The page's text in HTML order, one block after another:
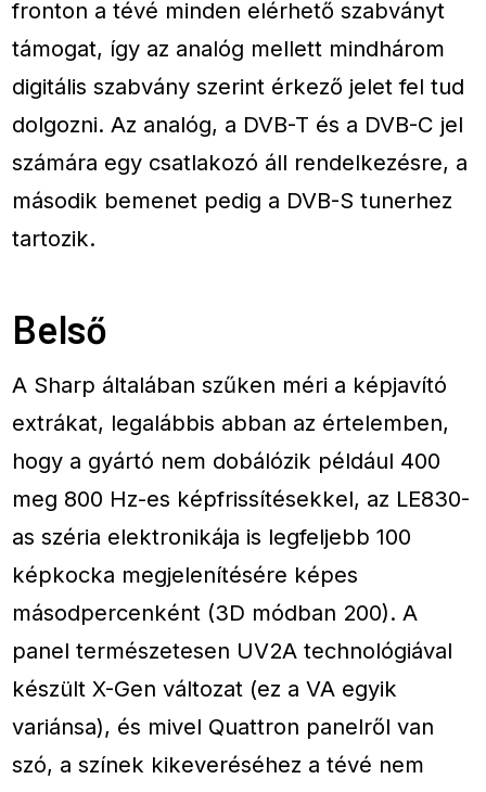
fronton a tévé minden elérhető szabványt
támogat, így az analóg mellett mindhárom
digitális szabvány szerint érkező jelet fel tud
dolgozni. Az analóg, a DVB-T és a DVB-C jel
számára egy csatlakozó áll rendelkezésre, a
második bemenet pedig a DVB-S tunerhez
tartozik.
Belső
A Sharp általában szűken méri a képjavító
extrákat, legalábbis abban az értelemben,
hogy a gyártó nem dobálózik például 400
meg 800 Hz-es képfrissítésekkel, az LE830-
as széria elektronikája is legfeljebb 100
képkocka megjelenítésére képes
másodpercenként (3D módban 200). A
panel természetesen UV2A technológiával
készült X-Gen változat (ez a VA egyik
variánsa), és mivel Quattron panelről van
szó, a színek kikeveréséhez a tévé nem